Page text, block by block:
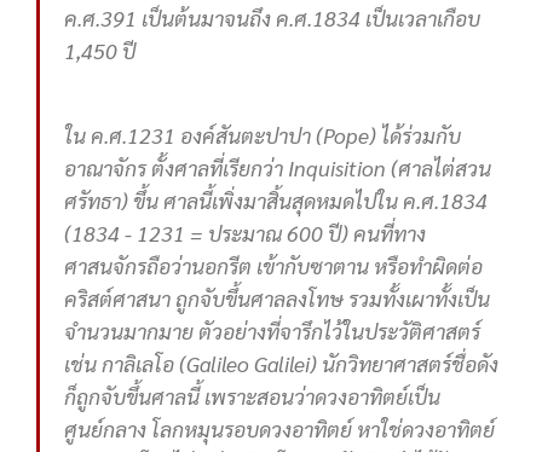
ค.ศ.391 เป็นต้นมาจนถึง ค.ศ.1834 เป็นเวลาเกือบ
1,450 ปี
ใน ค.ศ.1231 องค์สันตะปาปา (Pope) ได้ร่วมกับ
อาณาจักร ตั้งศาลที่เรียกว่า Inquisition (ศาลไต่สวน
ศรัทธา) ขึ้น ศาลนี้เพิ่งมาสิ้นสุดหมดไปใน ค.ศ.1834
(1834 - 1231 = ประมาณ 600 ปี) คนที่ทาง
ศาสนจักรถือว่านอกรีต เข้ากับซาตาน หรือทำผิดต่อ
คริสต์ศาสนา ถูกจับขึ้นศาลลงโทษ รวมทั้งเผาทั้งเป็น
จำนวนมากมาย ตัวอย่างที่จารึกไว้ในประวัติศาสตร์
เช่น กาลิเลโอ (Galileo Galilei) นักวิทยาศาสตร์ชื่อดัง
ก็ถูกจับขึ้นศาลนี้ เพราะสอนว่าดวงอาทิตย์เป็น
ศูนย์กลาง โลกหมุนรอบดวงอาทิตย์ หาใช่ดวงอาทิตย์